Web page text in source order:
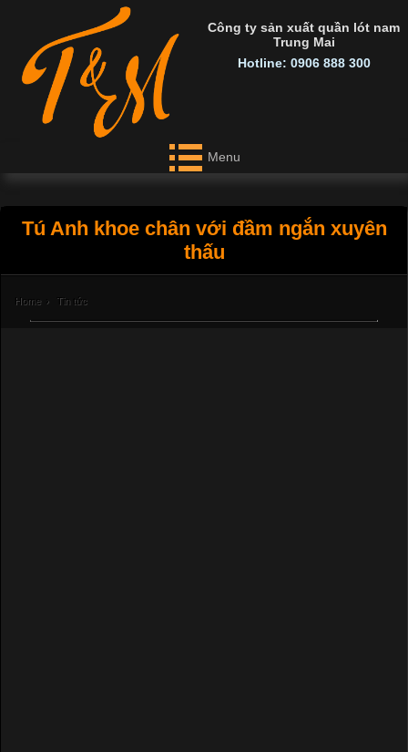
Công ty sản xuất quần lót nam
Trung Mai
Hotline: 0906 888 300
Menu
Tú Anh khoe chân với đầm ngắn xuyên
thấu
Home › Tin tức